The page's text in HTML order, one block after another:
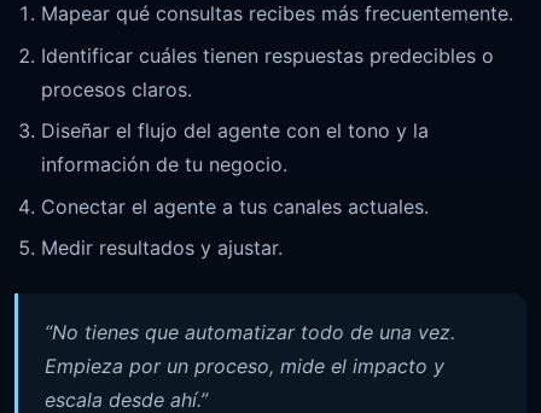
Mapear qué consultas recibes más frecuentemente.
Identificar cuáles tienen respuestas predecibles o
procesos claros.
Diseñar el flujo del agente con el tono y la
información de tu negocio.
Conectar el agente a tus canales actuales.
Medir resultados y ajustar.
“No tienes que automatizar todo de una vez.
Empieza por un proceso, mide el impacto y
escala desde ahí.”